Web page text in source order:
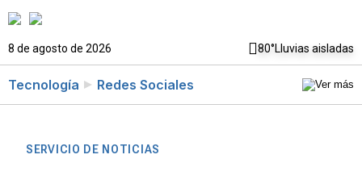
8 de agosto de 2026 80°Lluvias aisladas
Tecnología Redes Sociales
SERVICIO DE NOTICIAS